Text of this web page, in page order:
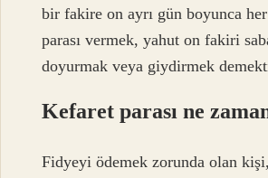
bir fakire on ayrı gün boyunca
parası vermek, yahut on fakiri
doyurmak veya giydirmek
Kefaret parası ne
Fidyeyi ödemek zorunda olan